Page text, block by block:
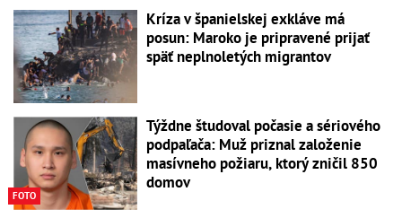
Kríza v španielskej exkláve má
posun: Maroko je pripravené prijať
späť neplnoletých migrantov
FOTO
Týždne študoval počasie a sériového
podpaľača: Muž priznal založenie
masívneho požiaru, ktorý zničil 850
domov